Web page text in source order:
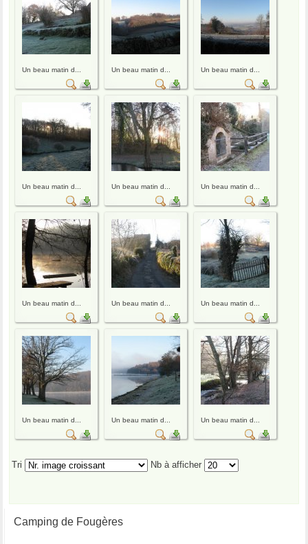
Un beau matin d... Un beau matin d... Un beau matin d...
Un beau matin d... Un beau matin d... Un beau matin d...
Un beau matin d... Un beau matin d... Un beau matin d...
Un beau matin d... Un beau matin d... Un beau matin d...
Tri Nb à afficher
Camping de Fougères